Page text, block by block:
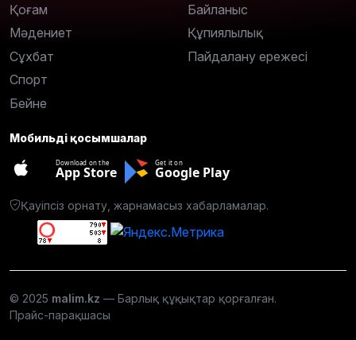
Қоғам
Мәдениет
Сұхбат
Спорт
Бейне
Байланыс
Құпиялылық
Пайдалану ережесі
Мобильді қосымшалар
Download on the
App Store
Get it on
Google Play
Қауіпсіз орнату, жарнамасыз хабарламалар.
© 2025 malim.kz — Барлық құқықтар қорғалған.
Прайс-парақшасы